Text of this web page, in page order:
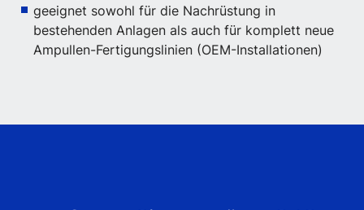
geeignet sowohl für die Nachrüstung in
bestehenden Anlagen als auch für komplett neue
Ampullen-Fertigungslinien (OEM-Installationen)